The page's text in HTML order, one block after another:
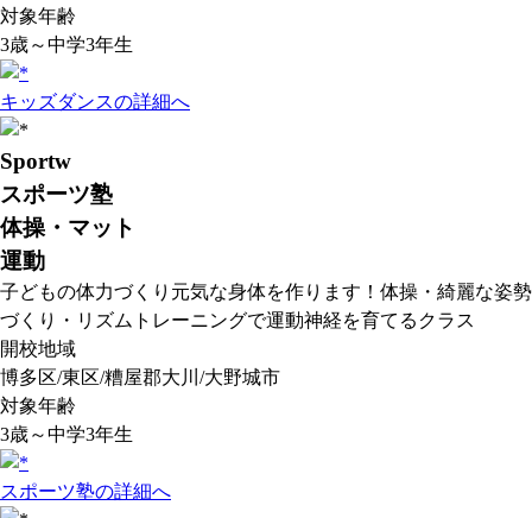
対象年齢
3歳～中学3年生
キッズダンスの詳細へ
Sportw
スポーツ塾
体操・マット
運動
子どもの体力づくり元気な身体を作ります！体操・綺麗な姿勢
づくり・リズムトレーニングで運動神経を育てるクラス
開校地域
博多区/東区/糟屋郡大川/大野城市
対象年齢
3歳～中学3年生
スポーツ塾の詳細へ